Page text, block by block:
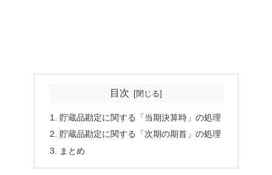
目次
貯蔵品勘定に関する「当期決算時」の処理
貯蔵品勘定に関する「次期の期首」の処理
まとめ